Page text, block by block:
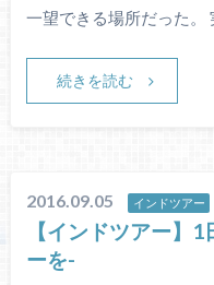
一望できる場所だった
続きを読む
2016.09.05 インドツアー
【インドツアー】
ーを-